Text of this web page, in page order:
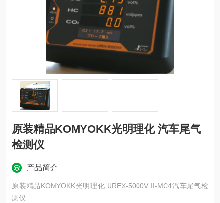
原装精品KOMYOKK光明理化 汽车尾气
检测仪
产品简介
原装精品KOMYOKK光明理化 UREX-5000V II-MC4汽车尾气检
测仪